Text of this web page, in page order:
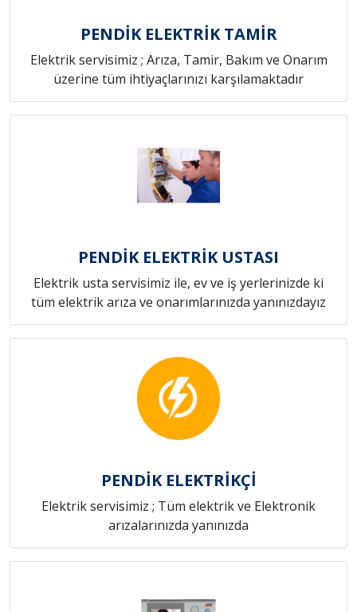
PENDİK ELEKTRİK TAMİR
Elektrik servisimiz ; Arıza, Tamir, Bakım ve Onarım
üzerine tüm ihtiyaçlarınızı karşılamaktadır
PENDİK ELEKTRİK USTASI
Elektrik usta servisimiz ile, ev ve iş yerlerinizde ki
tüm elektrik arıza ve onarımlarınızda yanınızdayız
PENDİK ELEKTRİKÇİ
Elektrik servisimiz ; Tüm elektrik ve Elektronik
arızalarınızda yanınızda